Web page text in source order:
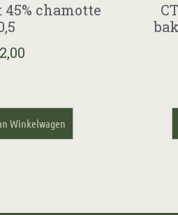
chamotte
Winkelwagen